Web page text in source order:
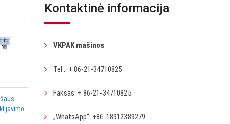
Kontaktinė informacija
VKPAK mašinos
Tel .: + 86-21-34710825
Faksas: + 86-21-34710825
„WhatsApp“: +86-18912389279